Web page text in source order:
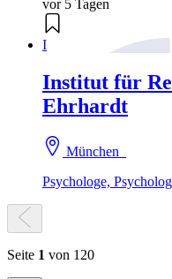
vor 5 Tagen
I
Institut für
Ehrhardt
München
Psychologe,
Seite 1 von 120